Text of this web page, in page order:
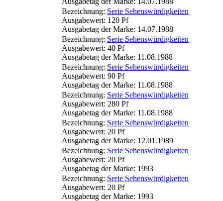
Bezeichnung: Serie Sehenswürdigkeiten
Ausgabewert: 120 Pf
Ausgabetag der Marke: 14.07.1988
Bezeichnung: Serie Sehenswürdigkeiten
Ausgabewert: 40 Pf
Ausgabetag der Marke: 11.08.1988
Bezeichnung: Serie Sehenswürdigkeiten
Ausgabewert: 90 Pf
Ausgabetag der Marke: 11.08.1988
Bezeichnung: Serie Sehenswürdigkeiten
Ausgabewert: 280 Pf
Ausgabetag der Marke: 11.08.1988
Bezeichnung: Serie Sehenswürdigkeiten
Ausgabewert: 20 Pf
Ausgabetag der Marke: 12.01.1989
Bezeichnung: Serie Sehenswürdigkeiten
Ausgabewert: 20 Pf
Ausgabetag der Marke: 1993
Bezeichnung: Serie Sehenswürdigkeiten
Ausgabewert: 20 Pf
Ausgabetag der Marke: 1993